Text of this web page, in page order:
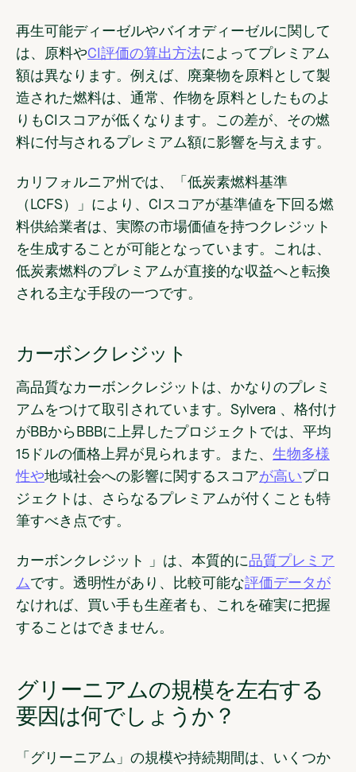
再生可能ディーゼルやバイオディーゼルに関して
は、原料やCI評価の算出方法によってプレミアム
額は異なります。例えば、廃棄物を原料として製
造された燃料は、通常、作物を原料としたものよ
りもCIスコアが低くなります。この差が、その燃
料に付与されるプレミアム額に影響を与えます。
カリフォルニア州では、「低炭素燃料基準
（LCFS）」により、CIスコアが基準値を下回る燃
料供給業者は、実際の市場価値を持つクレジット
を生成することが可能となっています。これは、
低炭素燃料のプレミアムが直接的な収益へと転換
される主な手段の一つです。
カーボンクレジット
高品質なカーボンクレジットは、かなりのプレミ
アムをつけて取引されています。Sylvera 、格付け
がBBからBBBに上昇したプロジェクトでは、平均
15ドルの価格上昇が見られます。また、 生物多様
性や地域社会への影響に関するスコアが高いプロ
ジェクトは、さらなるプレミアムが付くことも特
筆すべき点です。
カーボンクレジット 」は、本質的に品質プレミア
ムです。透明性があり、比較可能な評価データが
なければ、買い手も生産者も、これを確実に把握
することはできません。
グリーニアムの規模を左右する
要因は何でしょうか？
「グリーニアム」の規模や持続期間は、いくつか